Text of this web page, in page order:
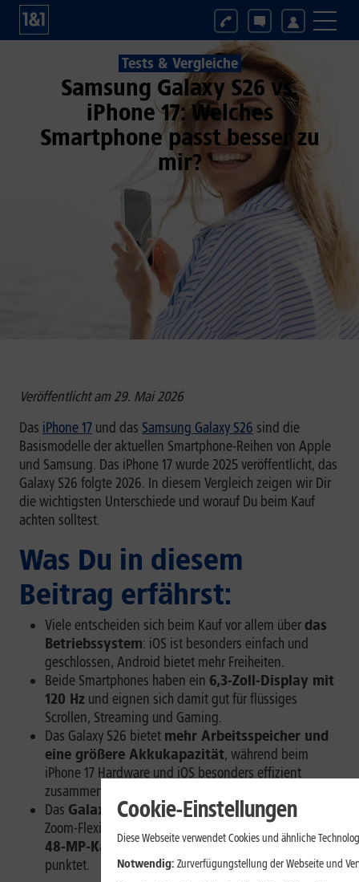
Tests & Vergleiche
Samsung Galaxy S26 vs.
iPhone 17: Welches
Smartphone passt besser zu
mir?
Veröffentlicht am 29. Mai 2026
Das iPhone 17 und das Samsung Galaxy S26 sind die
Basismodelle der aktuellen Smartphone-Reihen von Apple
und Samsung. Das iPhone 17 wurde 2025 veröffentlicht, das
Galaxy S26 folgte 2026. In diesem Vergleich zeigen wir Dir
die wichtigsten Unterschiede und worauf Du beim Kauf
achten solltest.
Was Du in diesem
Beitrag erfährst:
Viele entscheiden sich beim Kauf vor allem überdas
Betriebssystem: iOS ist besonders einfach und
geschlossen, Android bietet mehr Freiheiten.
Beide Smartphones haben ein 6,3-Zoll-Display mit
120 Hz und eignen sich damit gut für flüssiges
Scrollen, Streaming und Gaming.
Das Galaxy S26 bietet mehr Arbeitsspeicher und
eine größere Akkukapazität, während beim
iPhone 17 Hardware und iOS besonders effizient
zusammenarbeiten.
Das Galaxy S26bietet mit seiner Telekamera
Zoom-Flexibilität, während das
iPhone 17mit
48-MP-Kamerasund starker Videoverarbeitung
punktet.
Cookie-Einstellungen
Diese Webseite verwendet Cookies und ähnliche
Notwendig: Zurverfügungstellung der Webseite und